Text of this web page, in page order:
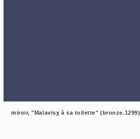
miroir, "Malavisχ à sa toilette" (bronze.1299)